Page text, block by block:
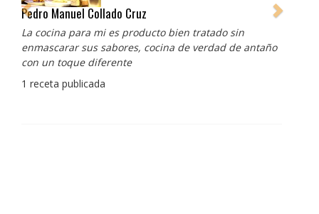
Pedro Manuel Collado Cruz
La cocina para mi es producto bien tratado sin
enmascarar sus sabores, cocina de verdad de antaño
con un toque diferente
1 receta publicada